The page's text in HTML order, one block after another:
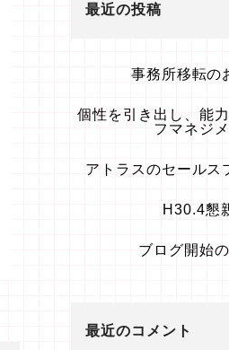
最近の投稿
事務所移転の
個性を引き出し、能
フマネジ
アトラスのセールス
H30.4懇
ブログ開始
最近のコメント